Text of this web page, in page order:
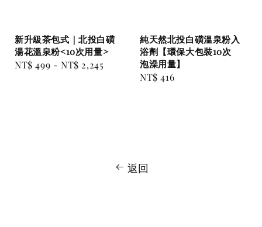
新升級茶包式｜北投白磺
湯花溫泉粉<10次用量>
Regular
NT$ 499 -NT$ 2,245
純天然北投白磺溫泉粉入
浴劑【環保大包裝10次
泡澡用量】
Regular
NT$ 416
返回